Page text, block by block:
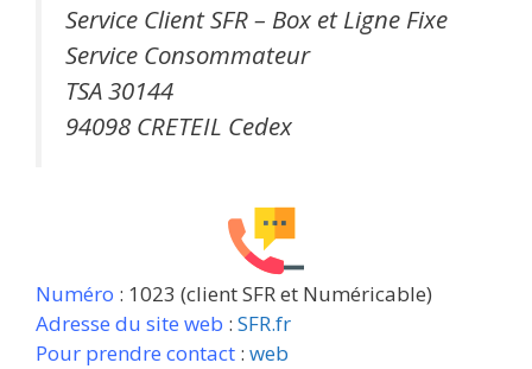
Service Client SFR – Box et Ligne Fixe
Service Consommateur
TSA 30144
94098 CRETEIL Cedex
Numéro : 1023 (client SFR et Numéricable)
Adresse du site web : SFR.fr
Pour prendre contact : web